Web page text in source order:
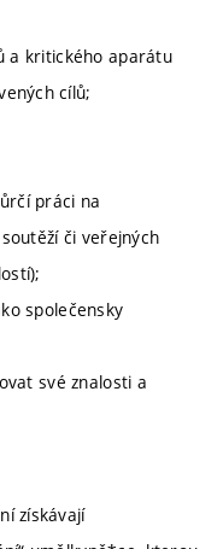
a kritického aparátu
cílů;
práci na
či veřejných
společensky
své znalosti a
získávají